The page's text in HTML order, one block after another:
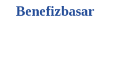
Benefizbasar